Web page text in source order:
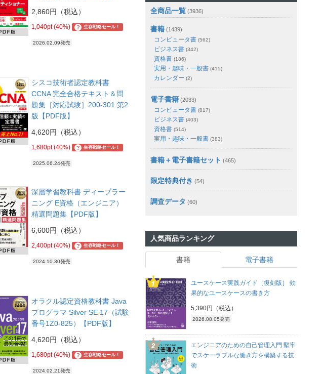
2,860円（税込）
1,040pt (40%) ? 生存戦略セール！
2026.02.09発売
シスコ技術者認定教科書
CCNA 完全合格テキスト＆問
題集［対応試験］200-301 第2
版【PDF版】
4,620円（税込）
1,680pt (40%) ? 生存戦略セール！
2025.06.24発売
深層学習教科書 ディープラー
ニング E資格（エンジニア）
精選問題集【PDF版】
6,600円（税込）
2,400pt (40%) ? 生存戦略セール！
2024.10.30発売
オラクル認定資格教科書 Java
プログラマ Silver SE 17（試験
番号1Z0-825）【PDF版】
4,620円（税込）
1,680pt (40%) ? 生存戦略セール！
2024.02.21発売
全商品一覧 (3936)
書籍 (1439)
コンピュータ書 (562)
ビジネス書 (342)
資格書 (186)
実用・趣味・一般書 (415)
カレンダー (2)
電子書籍 (2033)
コンピュータ書 (817)
ビジネス書 (403)
資格書 (514)
実用・趣味・一般書 (383)
書籍＋電子書籍セット (465)
限定特典付き (54)
調査データ (60)
人気商品ランキング
書籍 電子書籍
ユースケース実践ガイド［復刻版］ 効
果的なユースケースの書き方
5,390円（税込）
2026.08.05発売
エンジニアのための自己管理入門 堅牢
でスケーラブルな働き方を構築する技
術